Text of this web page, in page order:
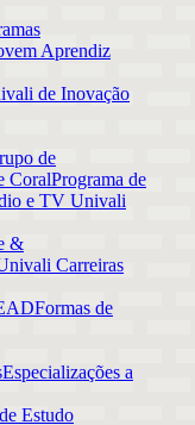
Aprendiz
de Inovação
de
CoralPrograma de
e TV Univali
&
Carreiras
Formas de
Especializações a
Estudo